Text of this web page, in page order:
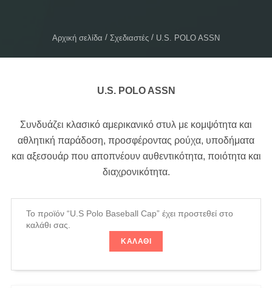
Αρχική σελίδα Σχεδιαστές U.S. POLO ASSN
U.S. POLO ASSN
Συνδυάζει κλασικό αμερικανικό στυλ με κομψότητα και
αθλητική παράδοση, προσφέροντας ρούχα, υποδήματα
και αξεσουάρ που αποπνέουν αυθεντικότητα, ποιότητα και
διαχρονικότητα.
Το προϊόν “U.S Polo Baseball Cap” έχει προστεθεί στο
καλάθι σας.
ΚΑΛΆΘΙ